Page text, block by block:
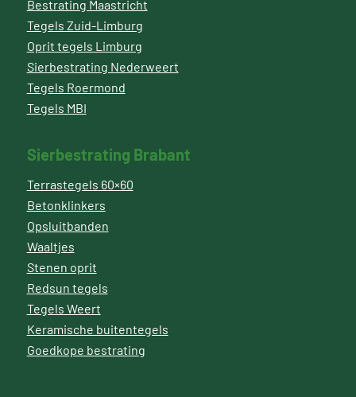
Bestrating Maastricht
Tegels Zuid-Limburg
Oprit tegels Limburg
Sierbestrating Nederweert
Tegels Roermond
Tegels MBI
Sierbestrating Brabant
Terrastegels 60×60
Betonklinkers
Opsluitbanden
Waaltjes
Stenen oprit
Redsun tegels
Tegels Weert
Keramische buitentegels
Goedkope bestrating